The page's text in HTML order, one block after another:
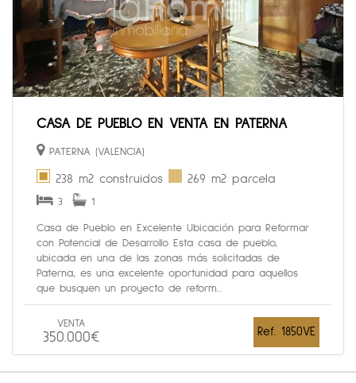
CASA DE PUEBLO EN VENTA EN PATERNA
PATERNA (VALENCIA)
238 m2 construidos 269 m2 parcela
3 1
Casa de Pueblo en Excelente Ubicación para Reformar
con Potencial de Desarrollo Esta casa de pueblo,
ubicada en una de las zonas más solicitadas de
Paterna, es una excelente oportunidad para aquellos
que busquen un proyecto de reform...
VENTA
350.000€ Ref. 1850VE